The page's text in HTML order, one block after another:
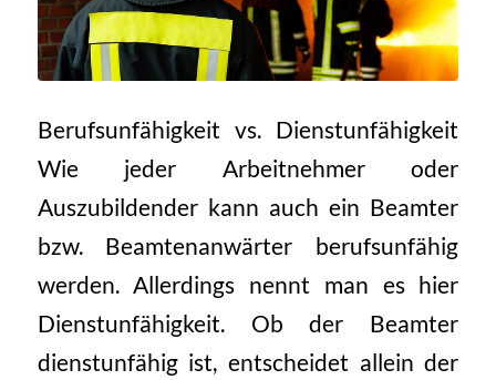
Berufsunfähigkeit vs. Dienstunfähigkeit
Wie jeder Arbeitnehmer oder
Auszubildender kann auch ein Beamter
bzw. Beamtenanwärter berufsunfähig
werden. Allerdings nennt man es hier
Dienstunfähigkeit. Ob der Beamter
dienstunfähig ist, entscheidet allein der